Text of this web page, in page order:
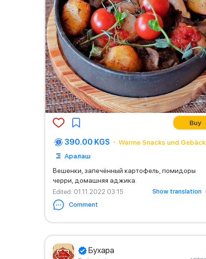
Buy
390.00 KGS
Warme Snacks und Gebäck
Аралаш
Вешенки, запечённый картофель, помидоры
черри, домашняя аджика.
Edited: 01.11.2022 03:15
Show translation
Comment
Бухара